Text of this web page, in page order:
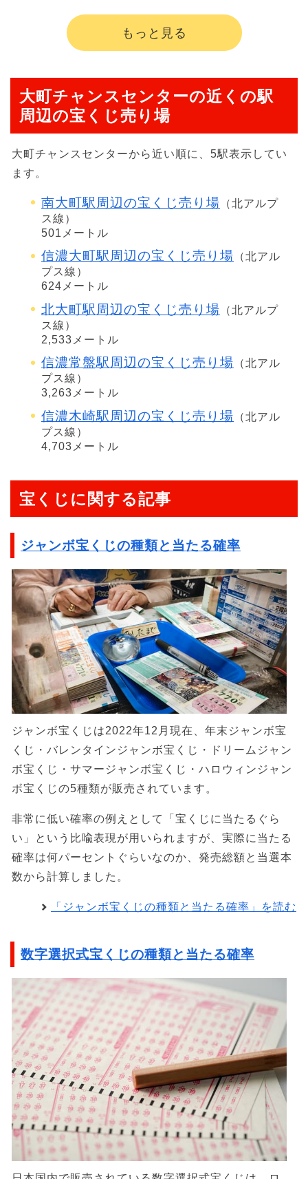
もっと見る
大町チャンスセンターの近くの駅
周辺の宝くじ売り場
大町チャンスセンターから近い順に、5駅表示してい
ます。
南大町駅周辺の宝くじ売り場 （北アルプ
ス線）
501メートル
信濃大町駅周辺の宝くじ売り場 （北アル
プス線）
624メートル
北大町駅周辺の宝くじ売り場 （北アルプ
ス線）
2,533メートル
信濃常盤駅周辺の宝くじ売り場 （北アル
プス線）
3,263メートル
信濃木崎駅周辺の宝くじ売り場 （北アル
プス線）
4,703メートル
宝くじに関する記事
ジャンボ宝くじの種類と当たる確率
ジャンボ宝くじは2022年12月現在、年末ジャンボ宝
くじ・バレンタインジャンボ宝くじ・ドリームジャン
ボ宝くじ・サマージャンボ宝くじ・ハロウィンジャン
ボ宝くじの5種類が販売されています。
非常に低い確率の例えとして「宝くじに当たるぐら
い」という比喩表現が用いられますが、実際に当たる
確率は何パーセントぐらいなのか、発売総額と当選本
数から計算しました。
「ジャンボ宝くじの種類と当たる確率」を読む
数字選択式宝くじの種類と当たる確率